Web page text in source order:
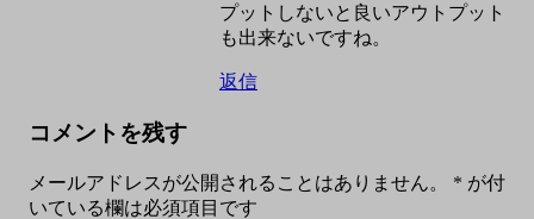
プットしないと良いアウトプット
も出来ないですね。
返信
コメントを残す
メールアドレスが公開されることはありません。 * が付
いている欄は必須項目です